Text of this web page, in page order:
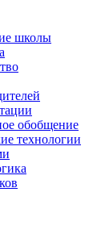
школы
обобщение
технологии